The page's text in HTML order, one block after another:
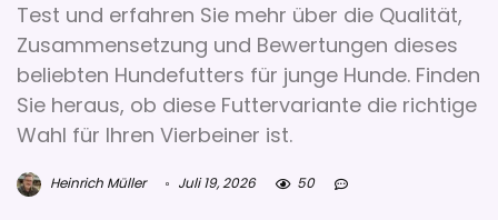
Test und erfahren Sie mehr über die Qualität,
Zusammensetzung und Bewertungen dieses
beliebten Hundefutters für junge Hunde. Finden
Sie heraus, ob diese Futtervariante die richtige
Wahl für Ihren Vierbeiner ist.
Heinrich Müller Juli 19, 2026 50